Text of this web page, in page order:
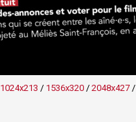
1024x213 / 1536x320/ 2048x427/